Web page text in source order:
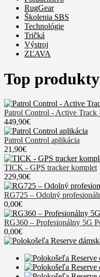
RugGear
Školenia SBS
Technológie
Tričká
Výstroj
ZĽAVA
Top produkty
Patrol Control - Active Track
449,90€
Patrol Control aplikácia
21,90€
TICK - GPS tracker komplet
229,90€
RG725 – Odolný
0,00€
RG360 – Profesionálny 5G
0,00€